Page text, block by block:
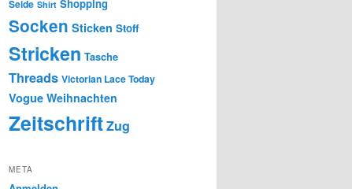
Seide Shirt Shopping
Socken Sticken Stoff
Stricken Tasche
Threads Victorian Lace Today
Vogue Weihnachten
ZeitschriftZug
META